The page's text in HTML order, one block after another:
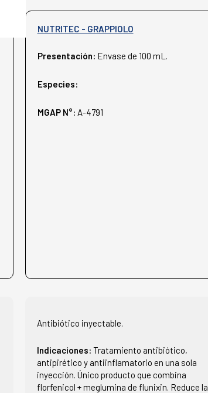
NUTRITEC - GRAPPIOLO
Presentación: Envase de 100 mL.
Especies:
MGAP N°: A-4791
Antibiótico inyectable.
Indicaciones: Tratamiento antibiótico,
antipirético y antiinflamatorio en una sola
inyección. Único producto que combina
florfenicol + meglumina de flunixin. Reduce la